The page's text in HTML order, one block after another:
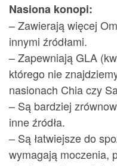
Nasiona konopi:
– Zawierają więcej
innymi źródłami.
– Zapewniają GLA
którego nie
nasionach Chia czy
– Są bardziej
inne źródła.
– Są łatwiejsze do
wymagają moczenia,